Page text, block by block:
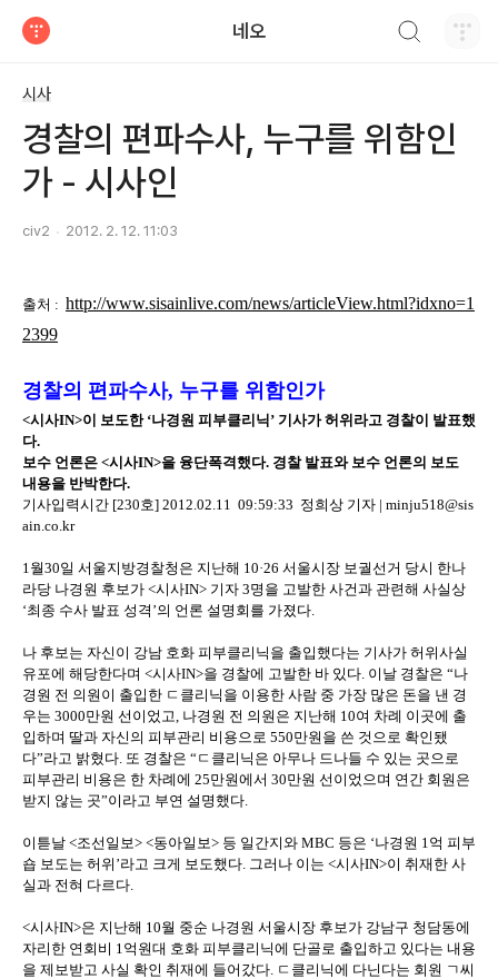
네오
시사
경찰의 편파수사, 누구를 위함인
가 - 시사인
civ2 2012. 2. 12. 11:03
출처 : http://www.sisainlive.com/news/articleView.html?idxno=1
2399
경찰의 편파수사, 누구를 위함인가
<시사IN>이 보도한 ‘나경원 피부클리닉’ 기사가 허위라고 경찰이 발표했
다.
보수 언론은 <시사IN>을 융단폭격했다. 경찰 발표와 보수 언론의 보도
내용을 반박한다.
기사입력시간 [230호] 2012.02.11 09:59:33 정희상 기자 | minju518@sis
ain.co.kr
1월30일 서울지방경찰청은 지난해 10·26 서울시장 보궐선거 당시 한나
라당 나경원 후보가 <시사IN> 기자 3명을 고발한 사건과 관련해 사실상
‘최종 수사 발표 성격’의 언론 설명회를 가졌다.
나 후보는 자신이 강남 호화 피부클리닉을 출입했다는 기사가 허위사실
유포에 해당한다며 <시사IN>을 경찰에 고발한 바 있다. 이날 경찰은 “나
경원 전 의원이 출입한 ㄷ클리닉을 이용한 사람 중 가장 많은 돈을 낸 경
우는 3000만원 선이었고, 나경원 전 의원은 지난해 10여 차례 이곳에 출
입하며 딸과 자신의 피부관리 비용으로 550만원을 쓴 것으로 확인됐
다”라고 밝혔다. 또 경찰은 “ㄷ클리닉은 아무나 드나들 수 있는 곳으로
피부관리 비용은 한 차례에 25만원에서 30만원 선이었으며 연간 회원은
받지 않는 곳”이라고 부연 설명했다.
이튿날 <조선일보> <동아일보> 등 일간지와 MBC 등은 ‘나경원 1억 피부
숍 보도는 허위’라고 크게 보도했다. 그러나 이는 <시사IN>이 취재한 사
실과 전혀 다르다.
<시사IN>은 지난해 10월 중순 나경원 서울시장 후보가 강남구 청담동에
자리한 연회비 1억원대 호화 피부클리닉에 단골로 출입하고 있다는 내용
을 제보받고 사실 확인 취재에 들어갔다. ㄷ클리닉에 다닌다는 회원 ㄱ씨